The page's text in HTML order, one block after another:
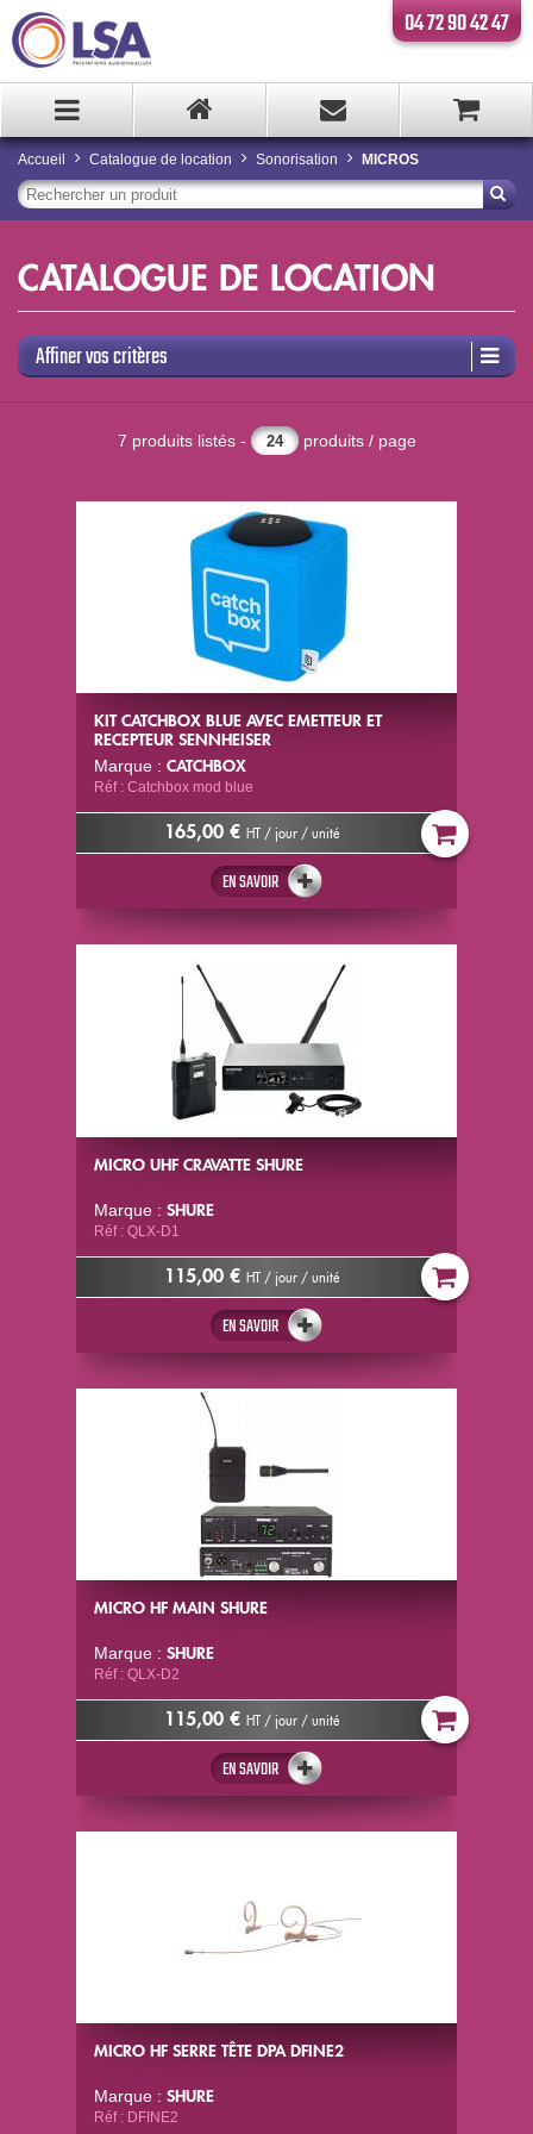
04 72 90 42 47
Accueil Catalogue de location Sonorisation MICROS
CATALOGUE DE LOCATION
Affiner vos critères
7 produits listés - produits / page
KIT CATCHBOX BLUE AVEC EMETTEUR ET
RECEPTEUR SENNHEISER
Marque : CATCHBOX
Réf : Catchbox mod blue
165,00 € HT / jour / unité
EN SAVOIR
MICRO UHF CRAVATTE SHURE
Marque : SHURE
Réf : QLX-D1
115,00 € HT / jour / unité
EN SAVOIR
MICRO HF MAIN SHURE
Marque : SHURE
Réf : QLX-D2
115,00 € HT / jour / unité
EN SAVOIR
MICRO HF SERRE TÊTE DPA DFINE2
Marque : SHURE
Réf : DFINE2